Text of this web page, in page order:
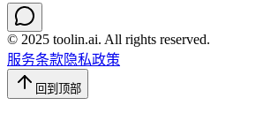
© 2025 toolin.ai. All rights reserved.
服务条款隐私政策
回到顶部